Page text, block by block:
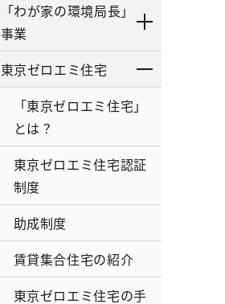
「わが家の環境局長」
事業
東京ゼロエミ住宅
「東京ゼロエミ住宅」
とは？
東京ゼロエミ住宅認証
制度
助成制度
賃貸集合住宅の紹介
東京ゼロエミ住宅の手